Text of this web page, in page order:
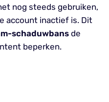
nog steeds gebruiken,
account inactief is. Dit
schaduwbansde
beperken.